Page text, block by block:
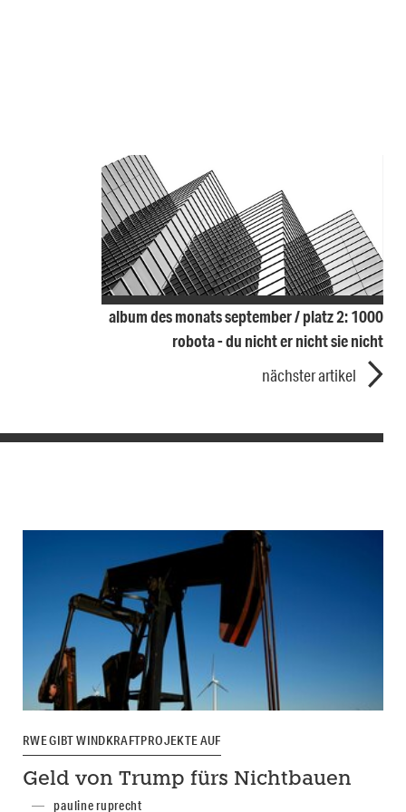
album des monats september / platz 2: 1000
robota - du nicht er nicht sie nicht
nächster artikel
RWE GIBT WINDKRAFTPROJEKTE AUF
Geld von Trump fürs Nichtbauen
pauline ruprecht